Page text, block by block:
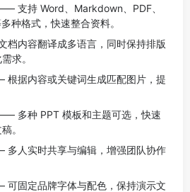
支持 Word、Markdown、PDF、
种格式，快速整合资料。
内容翻译成多语言，同时保持排版
求。
据内容或关键词生成匹配图片，提
多种 PPT 模板和主题可选，快速
。
人实时共享与编辑，增强团队协作
固定品牌字体与配色，保持演示文